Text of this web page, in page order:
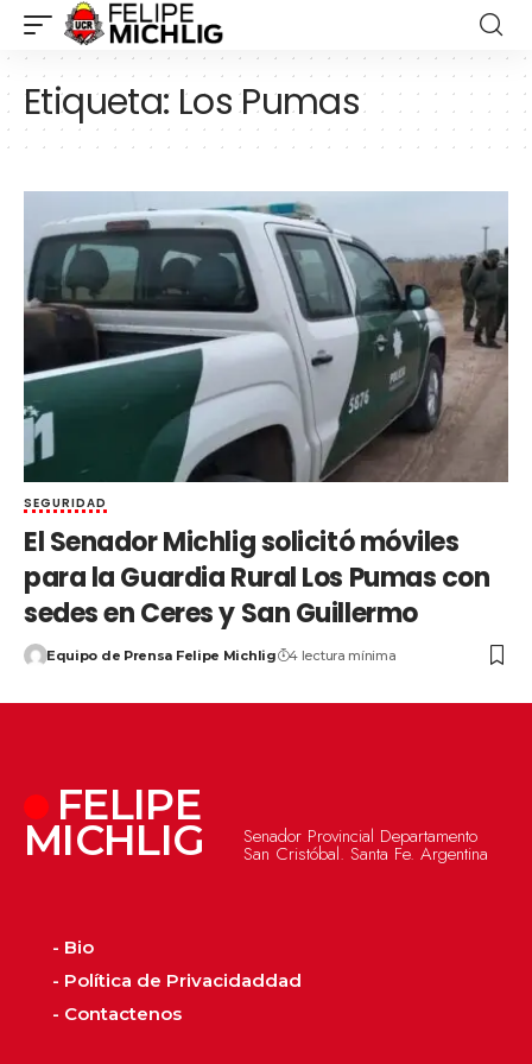
Etiqueta: Los Pumas
SEGURIDAD
El Senador Michlig solicitó móviles
para la Guardia Rural Los Pumas con
sedes en Ceres y San Guillermo
Equipo de Prensa Felipe Michlig 4 lectura mínima
FELIPE
MICHLIG Senador Provincial Departamento
San Cristóbal. Santa Fe. Argentina
- Bio
- Política de Privacidaddad
- Contactenos